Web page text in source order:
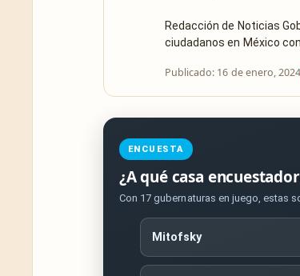
Redacción de Noticias
ciudadanos en México
Publicado: 16 de enero, 2024
ENCUESTA
¿A qué casa
Con 17 gubernaturas en juego, estas
Mitofsky